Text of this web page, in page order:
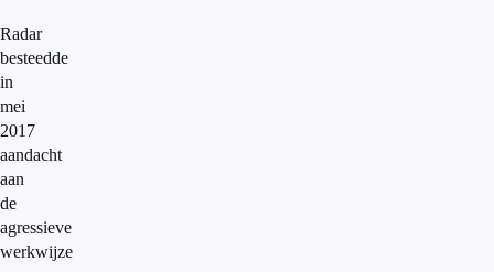
Radar
besteedde
in
mei
2017
aandacht
aan
de
agressieve
werkwijze